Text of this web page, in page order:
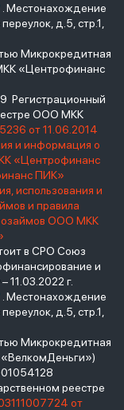
. Местонахождение
д.5, стр.1,
Микрокредитная
«Центрофинанс
Регистрационный
ООО МКК
от 11.06.2014
и информация о
«Центрофинанс
ПИК»
использования и
и правила
ООО МКК
в СРО Союз
и
11.03.2022 г.
. Местонахождение
д.5, стр.1,
Микрокредитная
реестре
от